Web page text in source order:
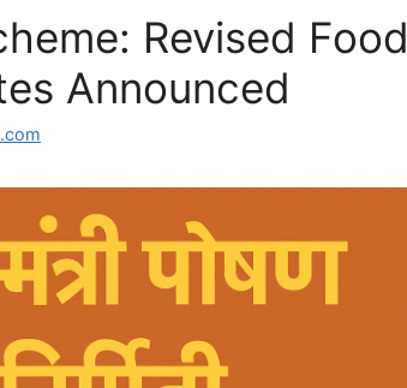
Revised Food
Announced